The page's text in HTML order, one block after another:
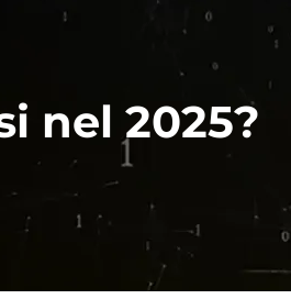
nel 2025?